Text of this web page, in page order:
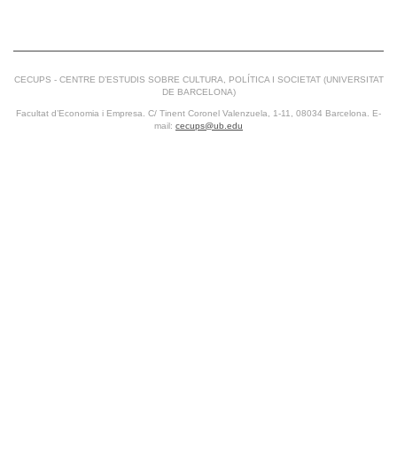
CECUPS - CENTRE D’ESTUDIS SOBRE CULTURA, POLÍTICA I SOCIETAT (UNIVERSITAT
DE BARCELONA)
Facultat d’Economia i Empresa. C/ Tinent Coronel Valenzuela, 1-11, 08034 Barcelona. E-
mail: cecups@ub.edu